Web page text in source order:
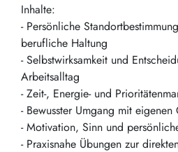
Inhalte:
- Persönliche
berufliche Haltung
- Selbstwirksamkeit und
Arbeitsalltag
- Zeit-, Energie- und
- Bewusster Umgang mit eigenen
- Motivation, Sinn und
- Praxisnahe Übungen zur